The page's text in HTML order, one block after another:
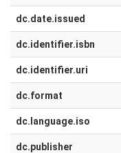
dc.date.issued
dc.identifier.isbn
dc.identifier.uri
dc.format
dc.language.iso
dc.publisher